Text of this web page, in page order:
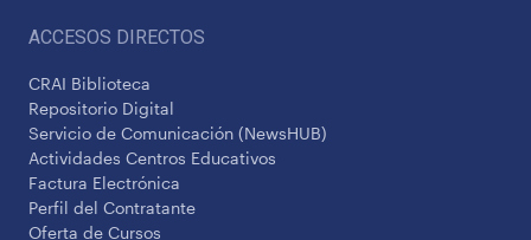
ACCESOS DIRECTOS
CRAI Biblioteca
Repositorio Digital
Servicio de Comunicación (NewsHUB)
Actividades Centros Educativos
Factura Electrónica
Perfil del Contratante
Oferta de Cursos